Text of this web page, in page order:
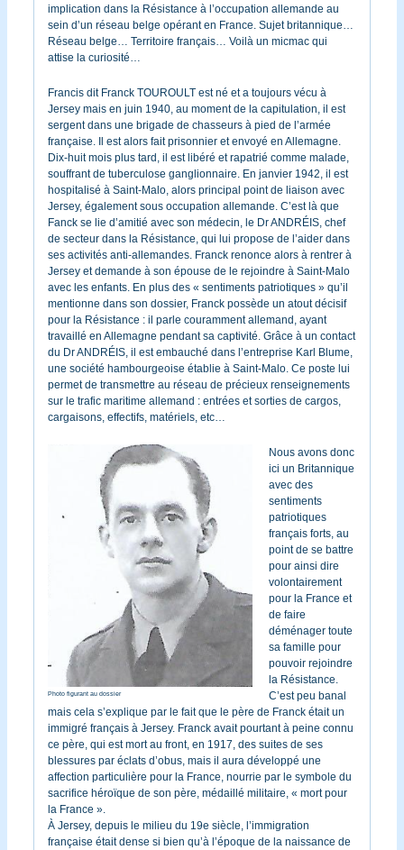
implication dans la Résistance à l’occupation allemande au
sein d’un réseau belge opérant en France. Sujet britannique…
Réseau belge… Territoire français… Voilà un micmac qui
attise la curiosité…
Francis dit Franck TOUROULT est né et a toujours vécu à
Jersey mais en juin 1940, au moment de la capitulation, il est
sergent dans une brigade de chasseurs à pied de l’armée
française. Il est alors fait prisonnier et envoyé en Allemagne.
Dix-huit mois plus tard, il est libéré et rapatrié comme malade,
souffrant de tuberculose ganglionnaire. En janvier 1942, il est
hospitalisé à Saint-Malo, alors principal point de liaison avec
Jersey, également sous occupation allemande. C’est là que
Fanck se lie d’amitié avec son médecin, le Dr ANDRÉIS, chef
de secteur dans la Résistance, qui lui propose de l’aider dans
ses activités anti-allemandes. Franck renonce alors à rentrer à
Jersey et demande à son épouse de le rejoindre à Saint-Malo
avec les enfants. En plus des « sentiments patriotiques » qu’il
mentionne dans son dossier, Franck possède un atout décisif
pour la Résistance : il parle couramment allemand, ayant
travaillé en Allemagne pendant sa captivité. Grâce à un contact
du Dr ANDRÉIS, il est embauché dans l’entreprise Karl Blume,
une société hambourgeoise établie à Saint-Malo. Ce poste lui
permet de transmettre au réseau de précieux renseignements
sur le trafic maritime allemand : entrées et sorties de cargos,
cargaisons, effectifs, matériels, etc…
Photo figurant au dossier
Nous avons donc
ici un Britannique
avec des
sentiments
patriotiques
français forts, au
point de se battre
pour ainsi dire
volontairement
pour la France et
de faire
déménager toute
sa famille pour
pouvoir rejoindre
la Résistance.
C’est peu banal
mais cela s’explique par le fait que le père de Franck était un
immigré français à Jersey. Franck avait pourtant à peine connu
ce père, qui est mort au front, en 1917, des suites de ses
blessures par éclats d’obus, mais il aura développé une
affection particulière pour la France, nourrie par le symbole du
sacrifice héroïque de son père, médaillé militaire, « mort pour
la France ».
À Jersey, depuis le milieu du 19e siècle, l’immigration
française était dense si bien qu’à l’époque de la naissance de